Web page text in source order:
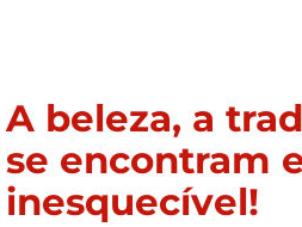
A beleza, a
se encontram
inesquecível!